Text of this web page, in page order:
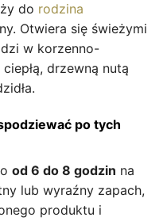
do rodzina
Otwiera się świeżymi
w korzenno-
drzewną nutą
po tych
od 6 do 8 godzin na
lub wyraźny zapach,
produktu i